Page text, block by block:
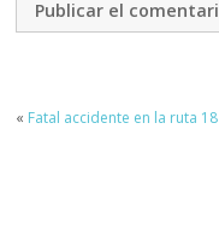
« Fatal accidente en la ruta 18